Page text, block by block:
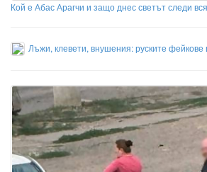
Кой е Абас Арагчи и защо днес светът следи
Лъжи, клевети, внушения: руските фейкове